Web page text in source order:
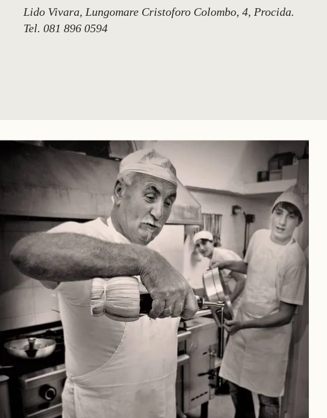
Lido Vivara, Lungomare Cristoforo Colombo, 4, Procida.
Tel. 081 896 0594